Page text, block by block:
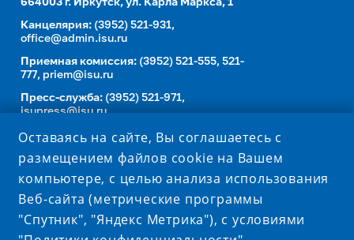
664003 г. Иркутск, ул. Карла Маркса, 1
Канцелярия: (3952) 521-931,
office@admin.isu.ru
Приемная комиссия: (3952) 521-555, 521-
777, priem@isu.ru
Пресс-служба: (3952) 521-971,
isupress@isu.ru
Телефонный справочник
Оставаясь на сайте, Вы соглашаетесь с
размещением файлов cookie на Вашем
компьютере, с целью анализа использования
Веб-сайта (метрические программы
"Спутник", "Яндекс Метрика"), с условиями